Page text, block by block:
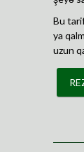
Bu
ya
uzun